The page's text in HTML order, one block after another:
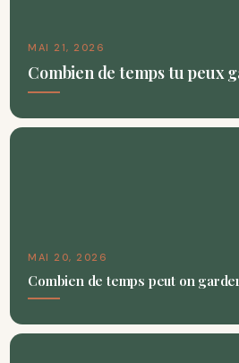
MAI 21, 2026
Combien de temps tu peux
MAI 20, 2026
Combien de temps peut on